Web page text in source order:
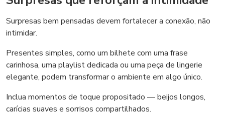
Surpresas bem pensadas devem fortalecer a conexão, não
intimidar.
Presentes simples, como um bilhete com uma frase
carinhosa, uma playlist dedicada ou uma peça de lingerie
elegante, podem transformar o ambiente em algo único.
Inclua momentos de toque propositado — beijos longos,
carícias suaves e sorrisos compartilhados.